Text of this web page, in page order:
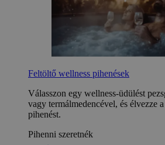
Feltöltő wellness pihenések
Válasszon egy wellness-üdülést
vagy termálmedencével, és élvezze
pihenést.
Pihenni szeretnék